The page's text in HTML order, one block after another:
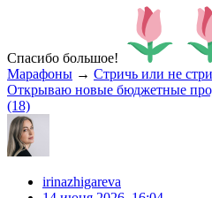
Спасибо большое!
Марафоны → Стричь или не
Открываю новые бюджетные
(18)
irinazhigareva